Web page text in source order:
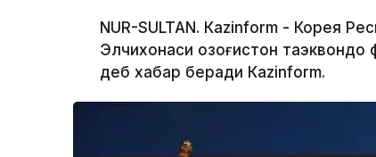
NUR-SULTAN. Кazinform - Корея
Элчихонаси Қозоғистон
деб хабар беради Кazinform.